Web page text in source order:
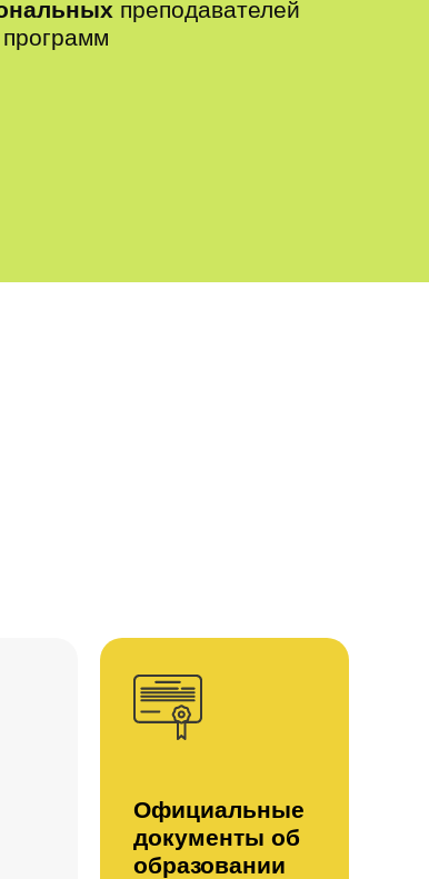
преподавателей
Официальные
документы об
образовании